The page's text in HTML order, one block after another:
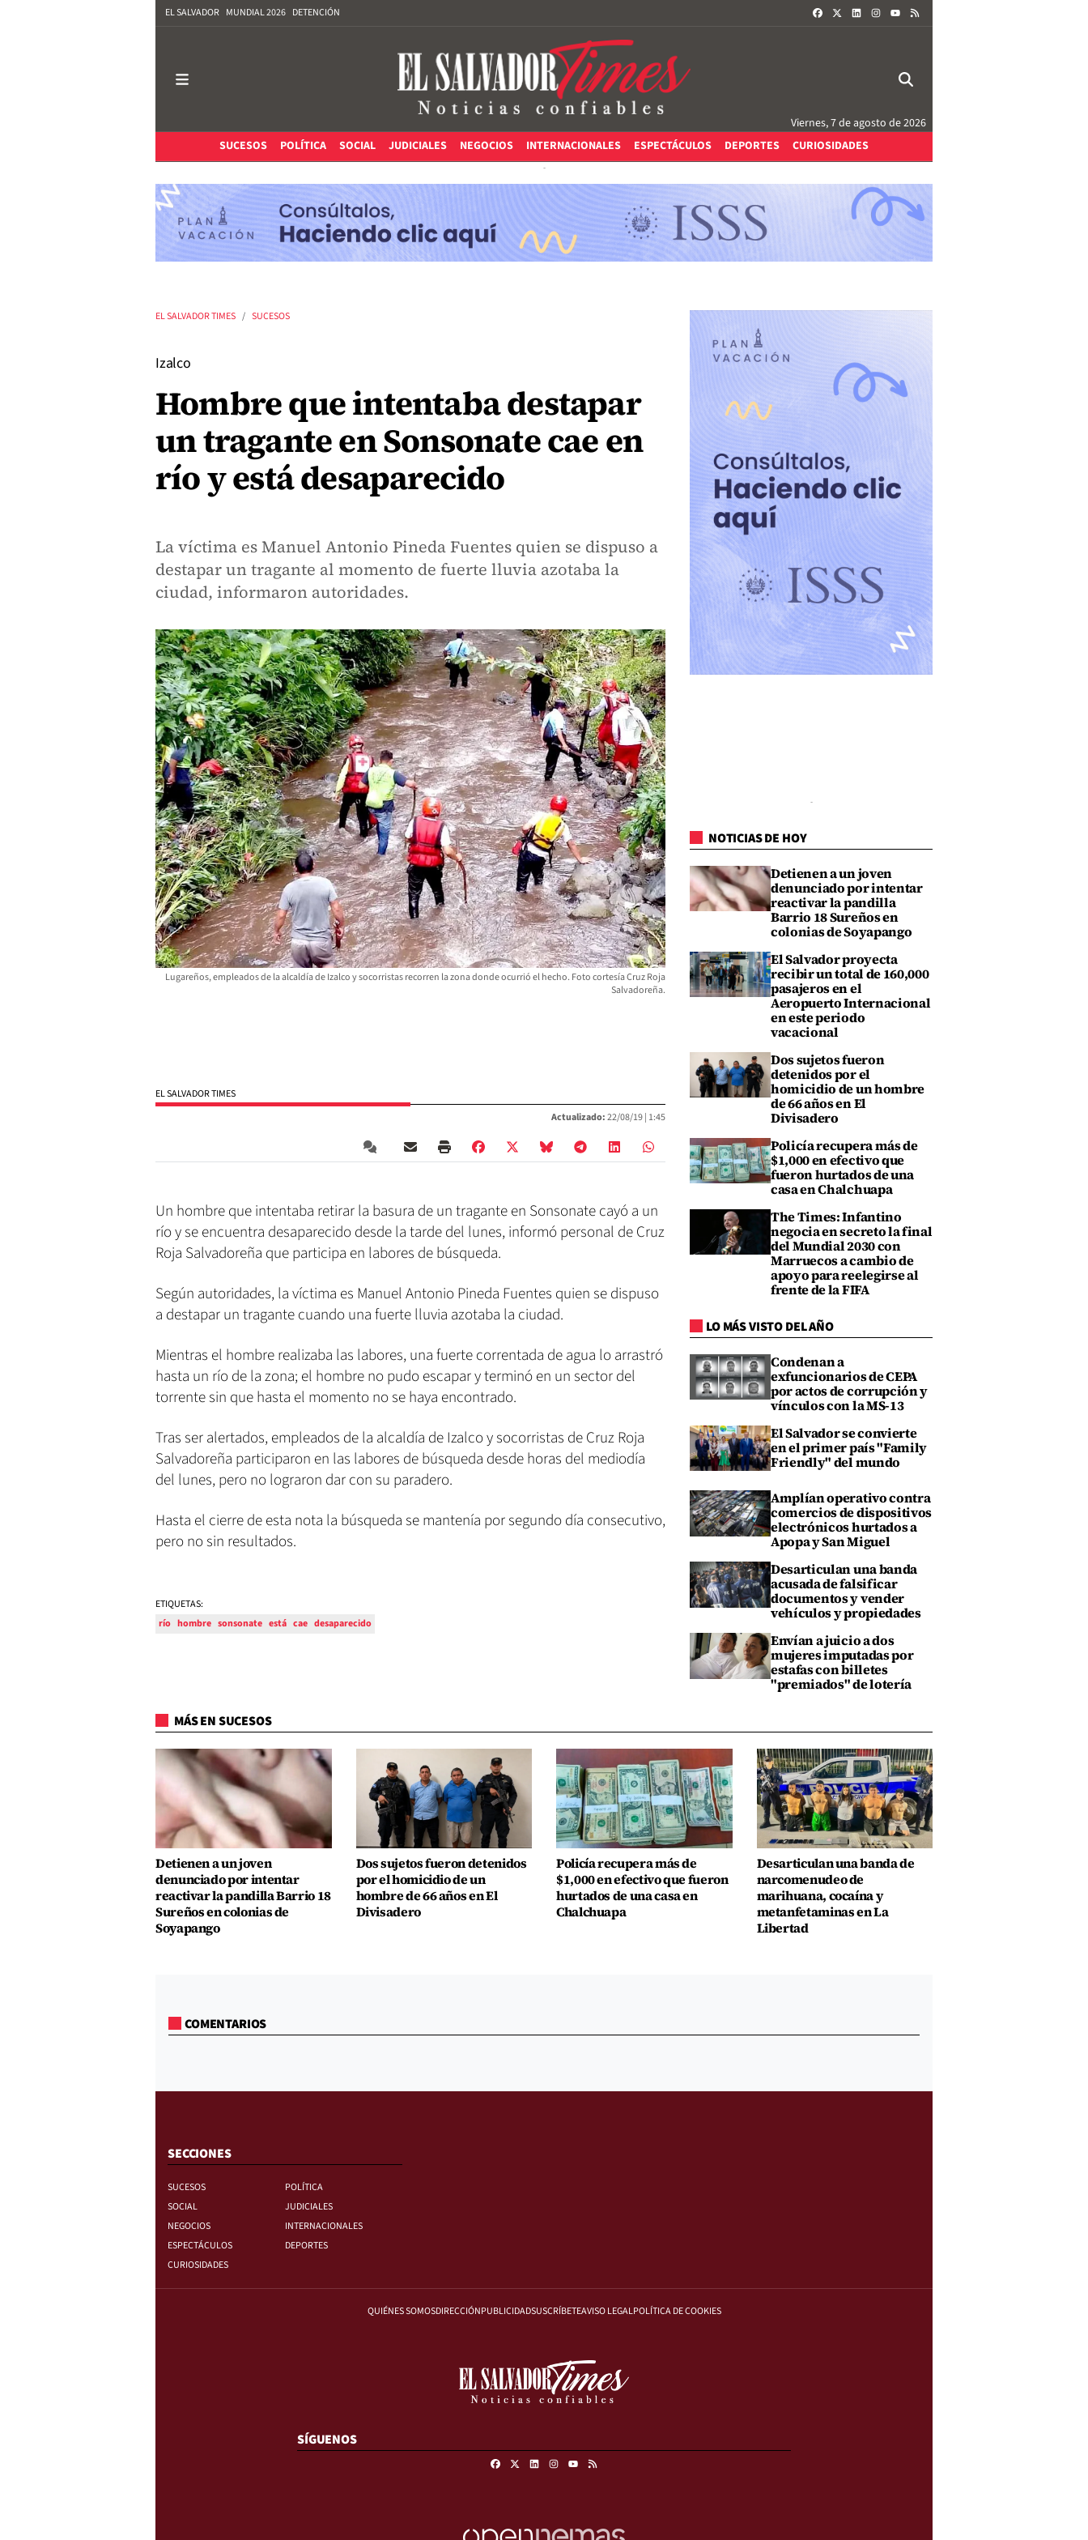
EL SALVADOR MUNDIAL 2026 DETENCIÓN FACEBOOKLINKEDININSTAGRAM
Viernes, 7 de agosto de 2026
SUCESOS
POLÍTICA SOCIAL JUDICIALES NEGOCIOS INTERNACIONALES ESPECTÁCULOS DEPORTES CURIOSIDADES
EL SALVADOR TIMES SUCESOS
Izalco
Hombre que intentaba destapar
un tragante en Sonsonate cae en
río y está desaparecido
La víctima es Manuel Antonio Pineda Fuentes quien se dispuso a
destapar un tragante al momento de fuerte lluvia azotaba la
ciudad, informaron autoridades.
Lugareños, empleados de la alcaldía de Izalco y socorristas recorren la zona donde ocurrió el hecho. Foto cortesía Cruz Roja
Salvadoreña.
EL SALVADOR TIMES
Actualizado:22/08/19 | 1:45
Un hombre que intentaba retirar la basura de un tragante en Sonsonate cayó a un
río y se encuentra desaparecido desde la tarde del lunes, informó personal de Cruz
Roja Salvadoreña que participa en labores de búsqueda.
Según autoridades, la víctima es Manuel Antonio Pineda Fuentes quien se dispuso
a destapar un tragante cuando una fuerte lluvia azotaba la ciudad.
Mientras el hombre realizaba las labores, una fuerte correntada de agua lo arrastró
hasta un río de la zona; el hombre no pudo escapar y terminó en un sector del
torrente sin que hasta el momento no se haya encontrado.
Tras ser alertados, empleados de la alcaldía de Izalco y socorristas de Cruz Roja
Salvadoreña participaron en las labores de búsqueda desde horas del mediodía
del lunes, pero no lograron dar con su paradero.
Hasta el cierre de esta nota la búsqueda se mantenía por segundo día consecutivo,
pero no sin resultados.
ETIQUETAS:
río hombre sonsonate está cae desaparecido
NOTICIAS DE HOY
Detienen a un joven
denunciado por intentar
reactivar la pandilla
Barrio 18 Sureños en
colonias de Soyapango
El Salvador proyecta
recibir un total de 160,000
pasajeros en el
Aeropuerto Internacional
en este periodo
vacacional
Dos sujetos fueron
detenidos por el
homicidio de un hombre
de 66 años en El
Divisadero
Policía recupera más de
$1,000 en efectivo que
fueron hurtados de una
casa en Chalchuapa
The Times: Infantino
negocia en secreto la final
del Mundial 2030 con
Marruecos a cambio de
apoyo para reelegirse al
frente de la FIFA
LO MÁS VISTO DEL AÑO
Condenan a
exfuncionarios de CEPA
por actos de corrupción y
vínculos con la MS-13
El Salvador se convierte
en el primer país "Family
Friendly" del mundo
Amplían operativo contra
comercios de dispositivos
electrónicos hurtados a
Apopa y San Miguel
Desarticulan una banda
acusada de falsificar
documentos y vender
vehículos y propiedades
Envían a juicio a dos
mujeres imputadas por
estafas con billetes
"premiados" de lotería
MÁS EN SUCESOS
Detienen a un joven
denunciado por intentar
reactivar la pandilla Barrio 18
Sureños en colonias de
Soyapango
Dos sujetos fueron detenidos
por el homicidio de un
hombre de 66 años en El
Divisadero
Policía recupera más de
$1,000 en efectivo que fueron
hurtados de una casa en
Chalchuapa
Desarticulan una banda de
narcomenudeo de
marihuana, cocaína y
metanfetaminas en La
Libertad
COMENTARIOS
SECCIONES
SUCESOS
POLÍTICA
SOCIAL
JUDICIALES
NEGOCIOS
INTERNACIONALES
ESPECTÁCULOS
DEPORTES
CURIOSIDADES
QUIÉNES SOMOSDIRECCIÓNPUBLICIDADSUSCRÍBETEAVISO LEGALPOLÍTICA DE COOKIES
SÍGUENOS
FacebookLinkedinInstagram